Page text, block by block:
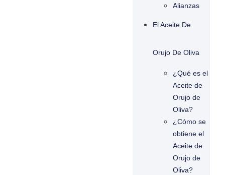
Alianzas
El Aceite De
Orujo De Oliva
¿Qué es el
Aceite de
Orujo de
Oliva?
¿Cómo se
obtiene el
Aceite de
Orujo de
Oliva?